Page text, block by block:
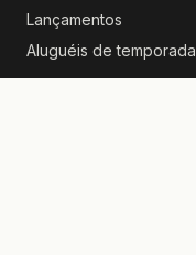
Lançamentos
Aluguéis de temporada